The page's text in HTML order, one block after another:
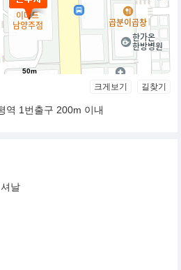
50m
크게보기 길찾기
역 1번출구 200m 이내
날